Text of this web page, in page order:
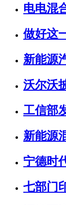
电电混
做好这
新能源
沃尔沃
工信部
新能源
宁德时
七部门